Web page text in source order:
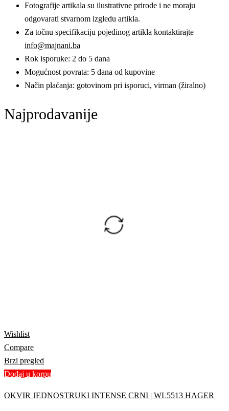
Fotografije artikala su ilustrativne prirode i ne moraju
odgovarati stvarnom izgledu artikla.
Za točnu specifikaciju pojedinog artikla kontaktirajte
info@majnani.ba
Rok isporuke: 2 do 5 dana
Mogućnost povrata: 5 dana od kupovine
Način plaćanja: gotovinom pri isporuci, virman (žiralno)
Najprodavanije
Wishlist
Compare
Brzi pregled
Dodaj u korpu
OKVIR JEDNOSTRUKI INTENSE CRNI | WL5513 HAGER